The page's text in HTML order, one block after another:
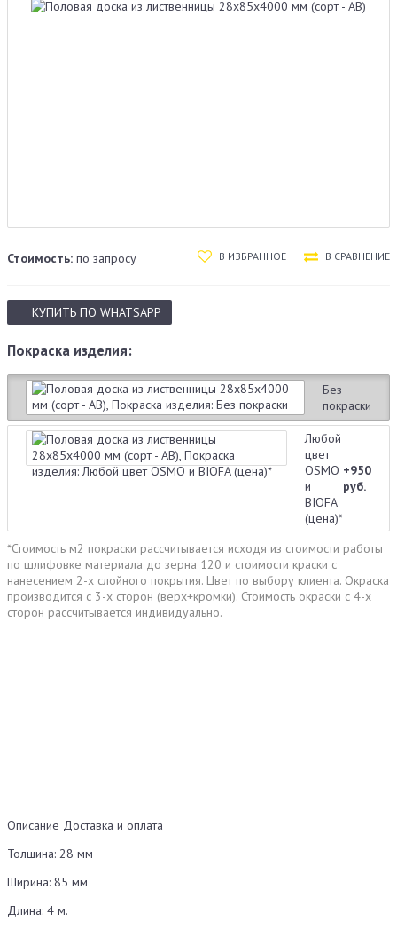
Стоимость: по запросу В ИЗБРАННОЕ В СРАВНЕНИЕ
КУПИТЬ ПО WHATSAPP
Покраска изделия:
Без
покраски
Любой
цвет
OSMO
и
BIOFA
(цена)*
+950
руб.
*Стоимость м2 покраски рассчитывается исходя из стоимости работы
по шлифовке материала до зерна 120 и стоимости краски с
нанесением 2-х слойного покрытия. Цвет по выбору клиента. Окраска
производится с 3-х сторон (верх+кромки). Стоимость окраски с 4-х
сторон рассчитывается индивидуально.
Описание Доставка и оплата
Толщина: 28 мм
Ширина: 85 мм
Длина: 4 м.